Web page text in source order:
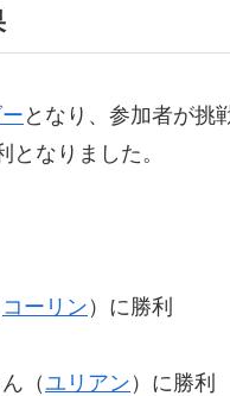
となり、参加者が挑
なりました。
コーリン ）に勝利
（ユリアン ）に勝利